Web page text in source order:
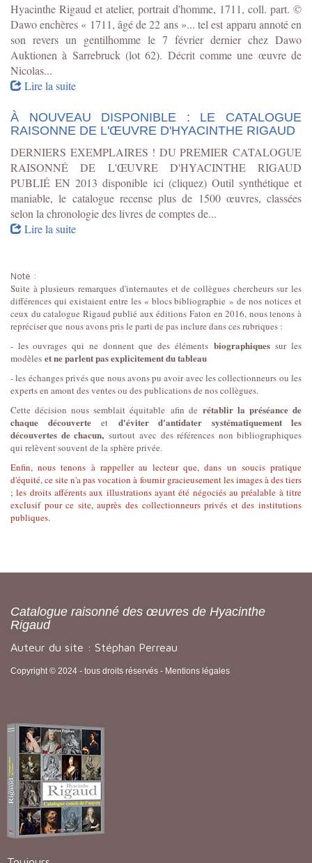
Hyacinthe Rigaud et atelier, portrait d'homme, 1711, coll. part. ©
Dawo enchères « 1711, âgé de 22 ans »... tel est apparu annoté en
son revers un gentilhomme le 7 février dernier chez Dawo
Auktionen à Sarrebruck (lot 62). Décrit comme une œuvre de
Nicolas...
Lire la suite
À NOUVEAU DISPONIBLE : LE CATALOGUE
RAISONNE DE L'ŒUVRE D'HYACINTHE RIGAUD
DERNIERS EXEMPLAIRES ! DU PREMIER CATALOGUE
RAISONNÉ DE L'ŒUVRE D'HYACINTHE RIGAUD
PUBLIÉ EN 2013 disponible ici (cliquez) Outil synthétique et
maniable, le catalogue recense plus de 1500 œuvres, classées
selon la chronologie des livres de comptes de...
Lire la suite
Note :
Suite à plusieurs remarques d'internautes et de collègues chercheurs sur les
différences qui existaient entre les « blocs bibliographie » de nos notices et
ceux du catalogue Rigaud publié aux éditions Faton en 2016, nous tenons à
repréciser que nous avons pris le parti de pas inclure dans ces rubriques :
- les ouvrages qui ne donnent que des éléments biographiquessur les
modèles et ne parlent pas explicitement du tableau
- les échanges privés que nous avons pu avoir avec les collectionneurs ou les
experts en amont des ventes ou des publications de nos collègues.
Cette décision nous semblait équitable afin de rétablir la préséance de
chaque découverte et d'éviter d'antidater systématiquement les
découvertes de chacun, surtout avec des références non bibliographiques
qui relèvent souvent de la sphère privée.
Enfin, nous tenons à rappeller au lecteur que, dans un soucis pratique
d'équité, ce site n'a pas vocation à fournir gracieusement les images à des tiers
; les droits afférents aux illustrations ayant été négociés au préalable à titre
exclusif pour ce site, auprès des collectionneurs privés et des institutions
publiques.
Catalogue raisonné des œuvres de Hyacinthe
Rigaud
Auteur du site : Stéphan Perreau
Copyright © 2024 - tous droits réservés - Mentions légales